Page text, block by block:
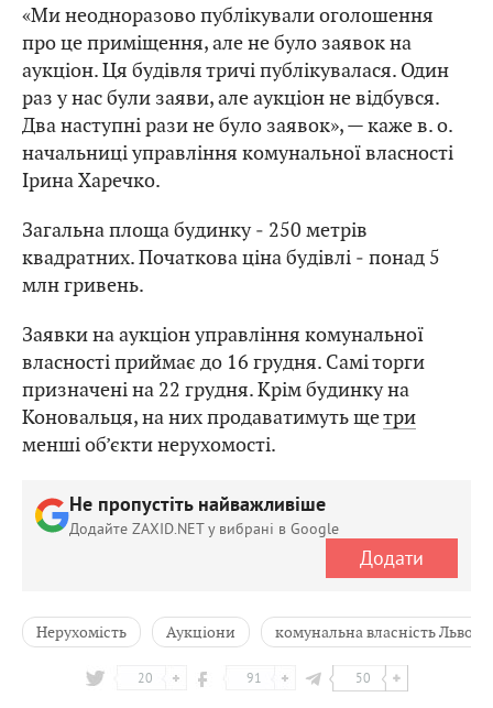
«Ми неодноразово публікували оголошення
про це приміщення, але не було заявок на
аукціон. Ця будівля тричі публікувалася. Один
раз у нас були заяви, але аукціон не відбувся.
Два наступні рази не було заявок», — каже в. о.
начальниці управління комунальної власності
Ірина Харечко.
Загальна площа будинку ‒ 250 метрів
квадратних. Початкова ціна будівлі ‒ понад 5
млн гривень.
Заявки на аукціон управління комунальної
власності приймає до 16 грудня. Самі торги
призначені на 22 грудня. Крім будинку на
Коновальця, на них продаватимуть щетри
менші об’єкти нерухомості.
Не пропустіть найважливіше
Додайте ZAXID.NET у вибрані в Google
Додати
Нерухомість Аукціони комунальна власність Львова
20 91 50